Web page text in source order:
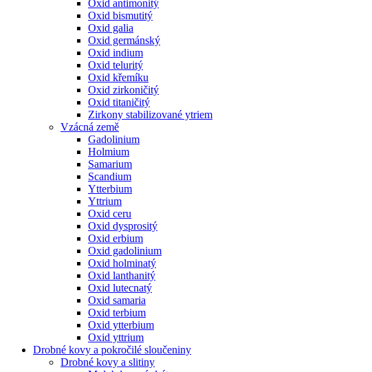
Oxid antimonitý
Oxid bismutitý
Oxid galia
Oxid germánský
Oxid indium
Oxid teluritý
Oxid křemíku
Oxid zirkoničitý
Oxid titaničitý
Zirkony stabilizované ytriem
Vzácná země
Gadolinium
Holmium
Samarium
Scandium
Ytterbium
Yttrium
Oxid ceru
Oxid dysprositý
Oxid erbium
Oxid gadolinium
Oxid holminatý
Oxid lanthanitý
Oxid lutecnatý
Oxid samaria
Oxid terbium
Oxid ytterbium
Oxid yttrium
Drobné kovy a pokročilé sloučeniny
Drobné kovy a slitiny